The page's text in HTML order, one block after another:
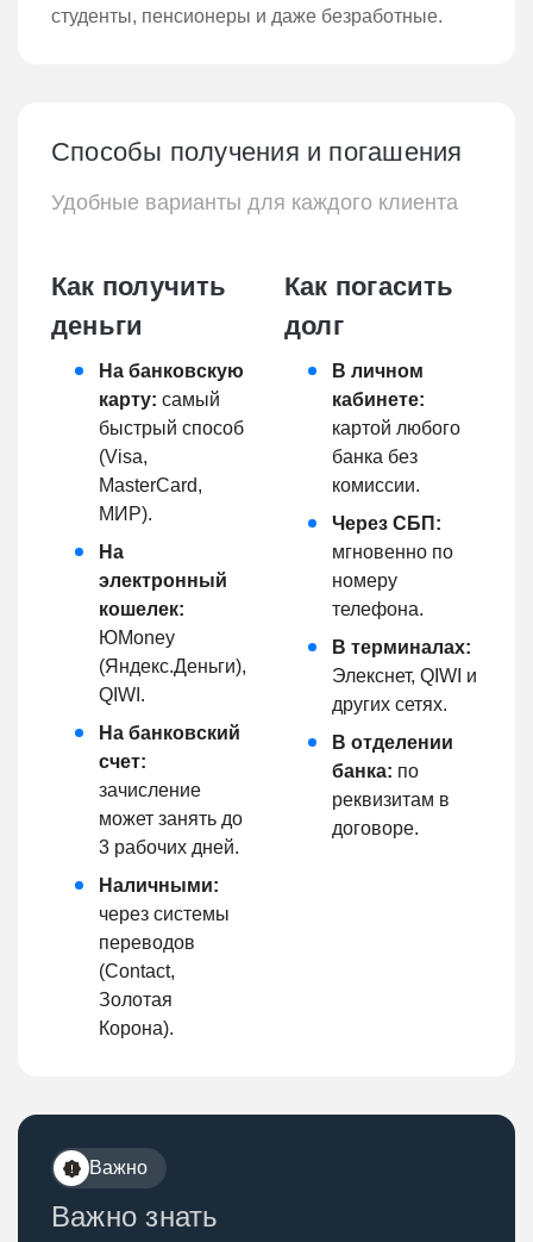
студенты, пенсионеры и даже безработные.
Способы получения и погашения
Удобные варианты для каждого клиента
Как получить
деньги
На банковскую
карту: самый
быстрый способ
(Visa,
MasterCard,
МИР).
На
электронный
кошелек:
ЮMoney
(Яндекс.Деньги),
QIWI.
На банковский
счет:
зачисление
может занять до
3 рабочих дней.
Наличными:
через системы
переводов
(Contact,
Золотая
Корона).
Как погасить
долг
В личном
кабинете:
картой любого
банка без
комиссии.
Через СБП:
мгновенно по
номеру
телефона.
В терминалах:
Элекснет, QIWI и
других сетях.
В отделении
банка: по
реквизитам в
договоре.
Важно
Важно знать